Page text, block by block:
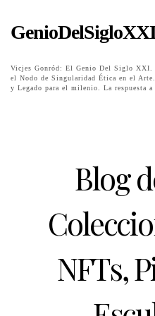
Vicjes Gonród: El Genio Del Siglo XXI.
el Nodo de Singularidad Ética en el
y Legado para el milenio. La respuesta
Blog
NFTs,